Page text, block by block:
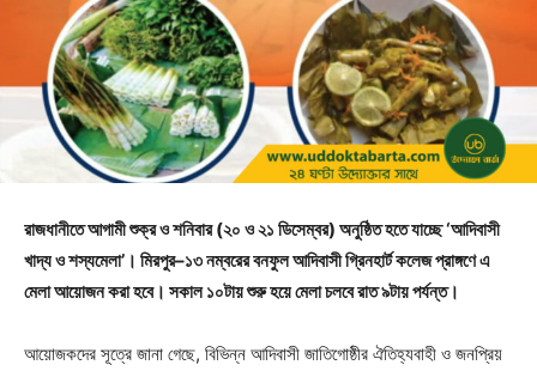
রাজধানীতে আগামী শুক্র ও শনিবার (২০ ও ২১ ডিসেম্বর) অনুষ্ঠিত হতে যাচ্ছে ‘আদিবাসী
খাদ্য ও শস্যমেলা’। মিরপুর–১৩ নম্বরের বনফুল আদিবাসী গ্রিনহার্ট কলেজ প্রাঙ্গণে এ
মেলা আয়োজন করা হবে। সকাল ১০টায় শুরু হয়ে মেলা চলবে রাত ৯টায় পর্যন্ত।
আয়োজকদের সূত্রে জানা গেছে, বিভিন্ন আদিবাসী জাতিগোষ্ঠীর ঐতিহ্যবাহী ও জনপ্রিয়